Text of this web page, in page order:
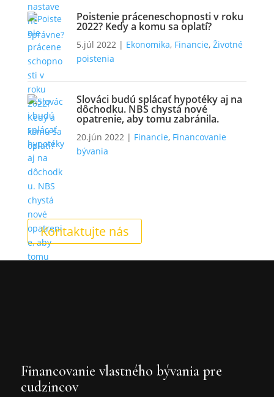
Poistenie práceneschopnosti v roku
2022? Kedy a komu sa oplatí?
5.júl 2022| Ekonomika, Financie, Životné
poistenia
Slováci budú splácať hypotéky aj na
dôchodku. NBS chystá nové
opatrenie, aby tomu zabránila.
20.jún 2022| Financie, Financovanie
bývania
Kontaktujte nás
Financovanie vlastného bývania pre
cudzincov